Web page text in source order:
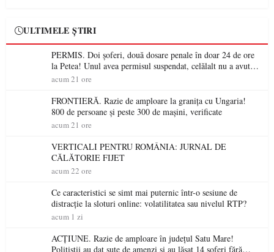
ULTIMELE ȘTIRI
PERMIS. Doi șoferi, două dosare penale în doar 24 de ore
la Petea! Unul avea permisul suspendat, celălalt nu a avut
niciodată permis
acum 21 ore
FRONTIERĂ. Razie de amploare la granița cu Ungaria!
800 de persoane și peste 300 de mașini, verificate
acum 21 ore
VERTICALI PENTRU ROMÂNIA: JURNAL DE
CĂLĂTORIE FIJET
acum 22 ore
Ce caracteristici se simt mai puternic într-o sesiune de
distracție la sloturi online: volatilitatea sau nivelul RTP?
acum 1 zi
ACȚIUNE. Razie de amploare în județul Satu Mare!
Polițiștii au dat sute de amenzi și au lăsat 14 șoferi fără